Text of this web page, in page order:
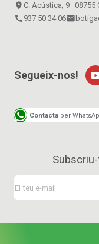
place C. Acústica, 9 ·
call 937 50 34 06email
Segueix-nos!
Contacta per